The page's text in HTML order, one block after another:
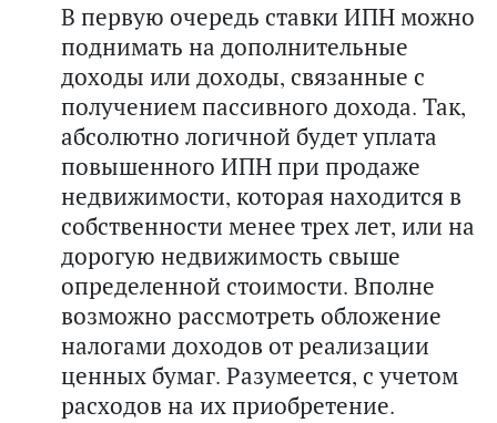
В первую очередь ставки ИПН можно
поднимать на дополнительные
доходы или доходы, связанные с
получением пассивного дохода. Так,
абсолютно логичной будет уплата
повышенного ИПН при продаже
недвижимости, которая находится в
собственности менее трех лет, или на
дорогую недвижимость свыше
определенной стоимости. Вполне
возможно рассмотреть обложение
налогами доходов от реализации
ценных бумаг. Разумеется, с учетом
расходов на их приобретение.